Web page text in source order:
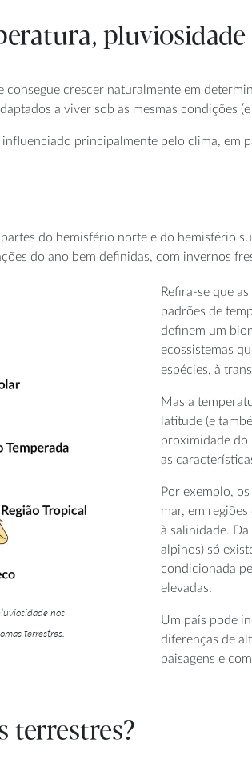
crescer naturalmente em
a viver sob as mesmas condições
principalmente pelo clima, em
do hemisfério norte e do hemisfério
do ano bem definidas, com invernos
nos
terrestres.
Refira-se que
padrões de
definem um
ecossistemas
espécies, à
Mas a
latitude (e
proximidade do
as
Por exemplo,
mar, em
à salinidade.
alpinos) só
condicionada
elevadas.
Um país pode
diferenças de
paisagens e
terrestres?